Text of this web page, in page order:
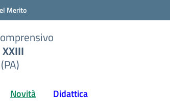
Merito
Novità Didattica